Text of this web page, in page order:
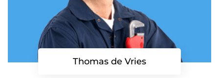
Thomas de Vries